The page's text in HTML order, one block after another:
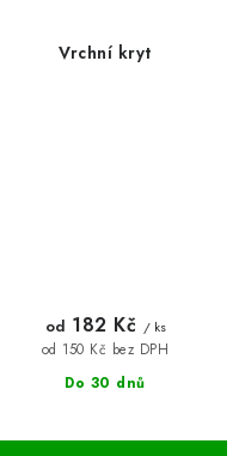
Vrchní kryt
Do 30 dnů
od 150 Kč bez DPH
od 182 Kč / ks